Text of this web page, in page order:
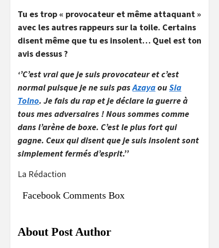
Tu es trop « provocateur et même attaquant »
avec les autres rappeurs sur la toile. Certains
disent même que tu es insolent… Quel est ton
avis dessus ?
‘’C’est vrai que je suis provocateur et c’est
normal puisque je ne suis pasAzayaouSia
Tolno. Je fais du rap et je déclare la guerre à
tous mes adversaires ! Nous sommes comme
dans l’arène de boxe. C’est le plus fort qui
gagne. Ceux qui disent que je suis insolent sont
simplement fermés d’esprit.’’
La Rédaction
Facebook Comments Box
About Post Author